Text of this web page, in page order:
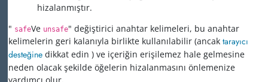
hizalanmıştır.
" safeVe unsafe" değiştirici anahtar kelimeleri, bu anahtar
kelimelerin geri kalanıyla birlikte kullanılabilir (ancak tarayıcı
desteğine dikkat edin ) ve içeriğin erişilemez hale gelmesine
neden olacak şekilde öğelerin hizalanmasını önlemenize